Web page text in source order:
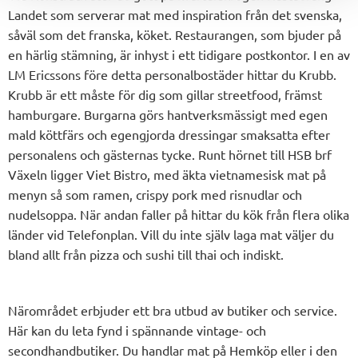
Landet som serverar mat med inspiration från det svenska,
såväl som det franska, köket. Restaurangen, som bjuder på
en härlig stämning, är inhyst i ett tidigare postkontor. I en av
LM Ericssons före detta personalbostäder hittar du Krubb.
Krubb är ett måste för dig som gillar streetfood, främst
hamburgare. Burgarna görs hantverksmässigt med egen
mald köttfärs och egengjorda dressingar smaksatta efter
personalens och gästernas tycke. Runt hörnet till HSB brf
Växeln ligger Viet Bistro, med äkta vietnamesisk mat på
menyn så som ramen, crispy pork med risnudlar och
nudelsoppa. När andan faller på hittar du kök från flera olika
länder vid Telefonplan. Vill du inte själv laga mat väljer du
bland allt från pizza och sushi till thai och indiskt.
Närområdet erbjuder ett bra utbud av butiker och service.
Här kan du leta fynd i spännande vintage- och
secondhandbutiker. Du handlar mat på Hemköp eller i den